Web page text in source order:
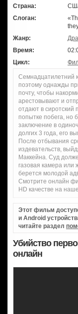
Страна:
Слоган:
Жанр:
Время:
Цикл:
Семнадцатилетний
поэтому однажды
почту, чтобы
арестовывают и
отдают в сиротский
попытке побега, но
заключение в
долгих 3 года, его
После отбывания
издевательств,
Маккейна. Суд
газовая камера или
берется молодой
Смотрите онлайн
HD качестве на
Этот фильм
и Android
читайте раздел
Убийство
онлайн